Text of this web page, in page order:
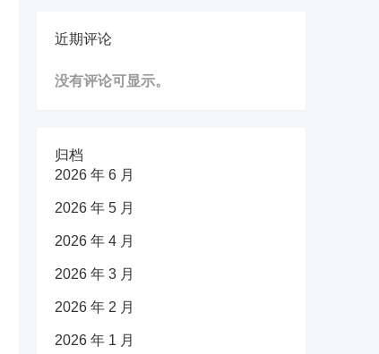
近期评论
没有评论可显示。
归档
2026 年 6 月
2026 年 5 月
2026 年 4 月
2026 年 3 月
2026 年 2 月
2026 年 1 月